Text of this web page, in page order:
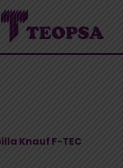
Knauf F-TEC